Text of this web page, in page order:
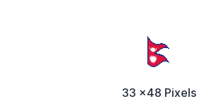
33 x48 Pixels